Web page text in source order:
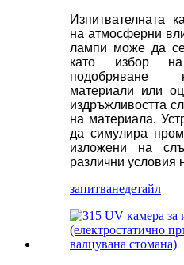
Изпитвателната
на атмосферни
лампи може да се
като избор
подобряване
материали или
издръжливостта
на материала.
да симулира
изложени на
различни условия
запитванедетайл